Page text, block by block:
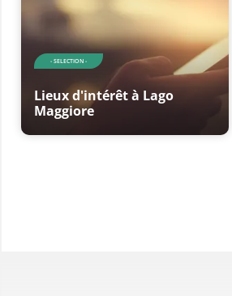
- SELECTION -
Lieux d'intérêt à Lago
Maggiore